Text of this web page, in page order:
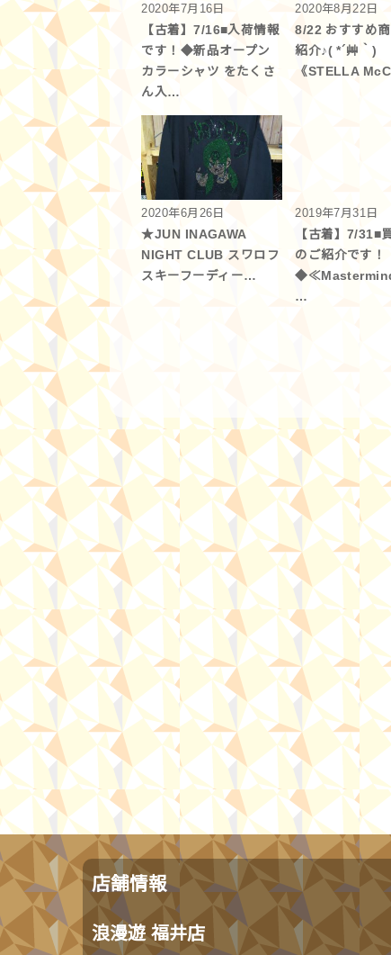
2020年7月16日
【古着】7/16■入荷情報
です！◆新品オープン
カラーシャツ をたくさ
ん入…
2020年8月22日
8/22 おすすめ
紹介♪( *´艸｀)
《STELLA
2020年6月26日
★JUN INAGAWA
NIGHT CLUB スワロフ
スキーフーディー…
2019年7月31日
【古着】7/31■
のご紹介です！
…
店舗情報
浪漫遊 福井店